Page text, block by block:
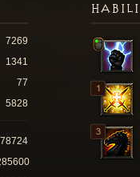
7269
1341
77
5828